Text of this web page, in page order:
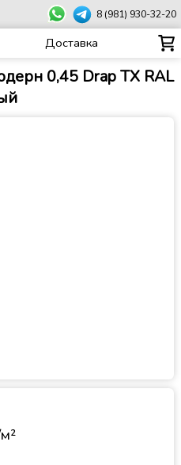
8 (981) 930-32-20
Доставка
0,45 Drap TX RAL